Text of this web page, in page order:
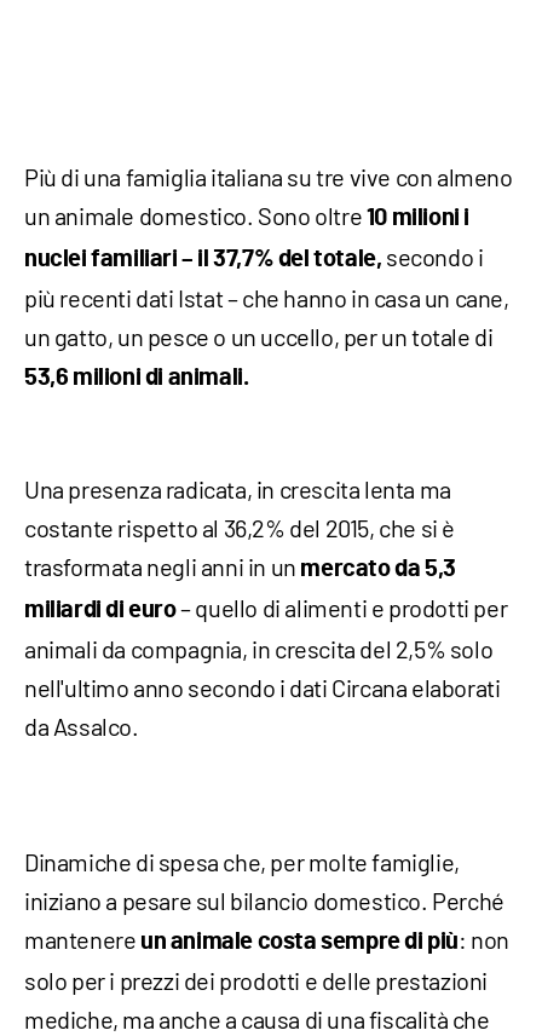
Più di una famiglia italiana su tre vive con almeno
un animale domestico. Sono oltre 10 milioni i
nuclei familiari – il 37,7% del totale, secondo i
più recenti dati Istat – che hanno in casa un cane,
un gatto, un pesce o un uccello, per un totale di
53,6 milioni di animali.
Una presenza radicata, in crescita lenta ma
costante rispetto al 36,2% del 2015, che si è
trasformata negli anni in un mercato da 5,3
miliardi di euro– quello di alimenti e prodotti per
animali da compagnia, in crescita del 2,5% solo
nell'ultimo anno secondo i dati Circana elaborati
da Assalco.
Dinamiche di spesa che, per molte famiglie,
iniziano a pesare sul bilancio domestico. Perché
mantenere un animale costa sempre di più: non
solo per i prezzi dei prodotti e delle prestazioni
mediche, ma anche a causa di una fiscalità che